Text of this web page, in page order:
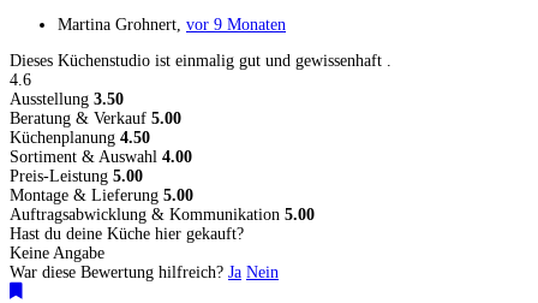
Martina Grohnert, vor 9 Monaten
Dieses Küchenstudio ist einmalig gut und gewissenhaft .
4.6
Ausstellung 3.50
Beratung & Verkauf 5.00
Küchenplanung 4.50
Sortiment & Auswahl 4.00
Preis-Leistung 5.00
Montage & Lieferung 5.00
Auftragsabwicklung & Kommunikation 5.00
Hast du deine Küche hier gekauft?
Keine Angabe
War diese Bewertung hilfreich? Ja Nein